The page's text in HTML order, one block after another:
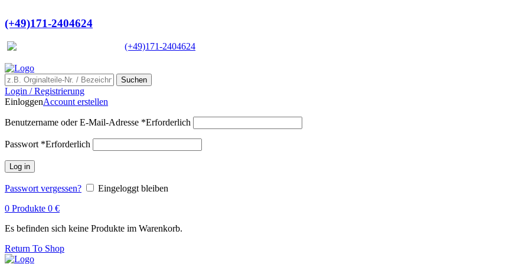
(+49)171-2404624
(+49)171-2404624
Suchen
Login / Registrierung
EinloggenAccount erstellen
Benutzername oder E-Mail-Adresse *Erforderlich
Passwort *Erforderlich
Log in
Passwort vergessen?
Eingeloggt bleiben
0 Produkte 0 €
Es befinden sich keine Produkte im Warenkorb.
Return To Shop